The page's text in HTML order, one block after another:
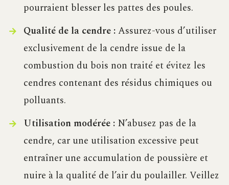
pourraient blesser les pattes des poules.
Qualité de la cendre :Assurez-vous d’utiliser
exclusivement de la cendre issue de la
combustion du bois non traité et évitez les
cendres contenant des résidus chimiques ou
polluants.
Utilisation modérée :N’abusez pas de la
cendre, car une utilisation excessive peut
entraîner une accumulation de poussière et
nuire à la qualité de l’air du poulailler. Veillez